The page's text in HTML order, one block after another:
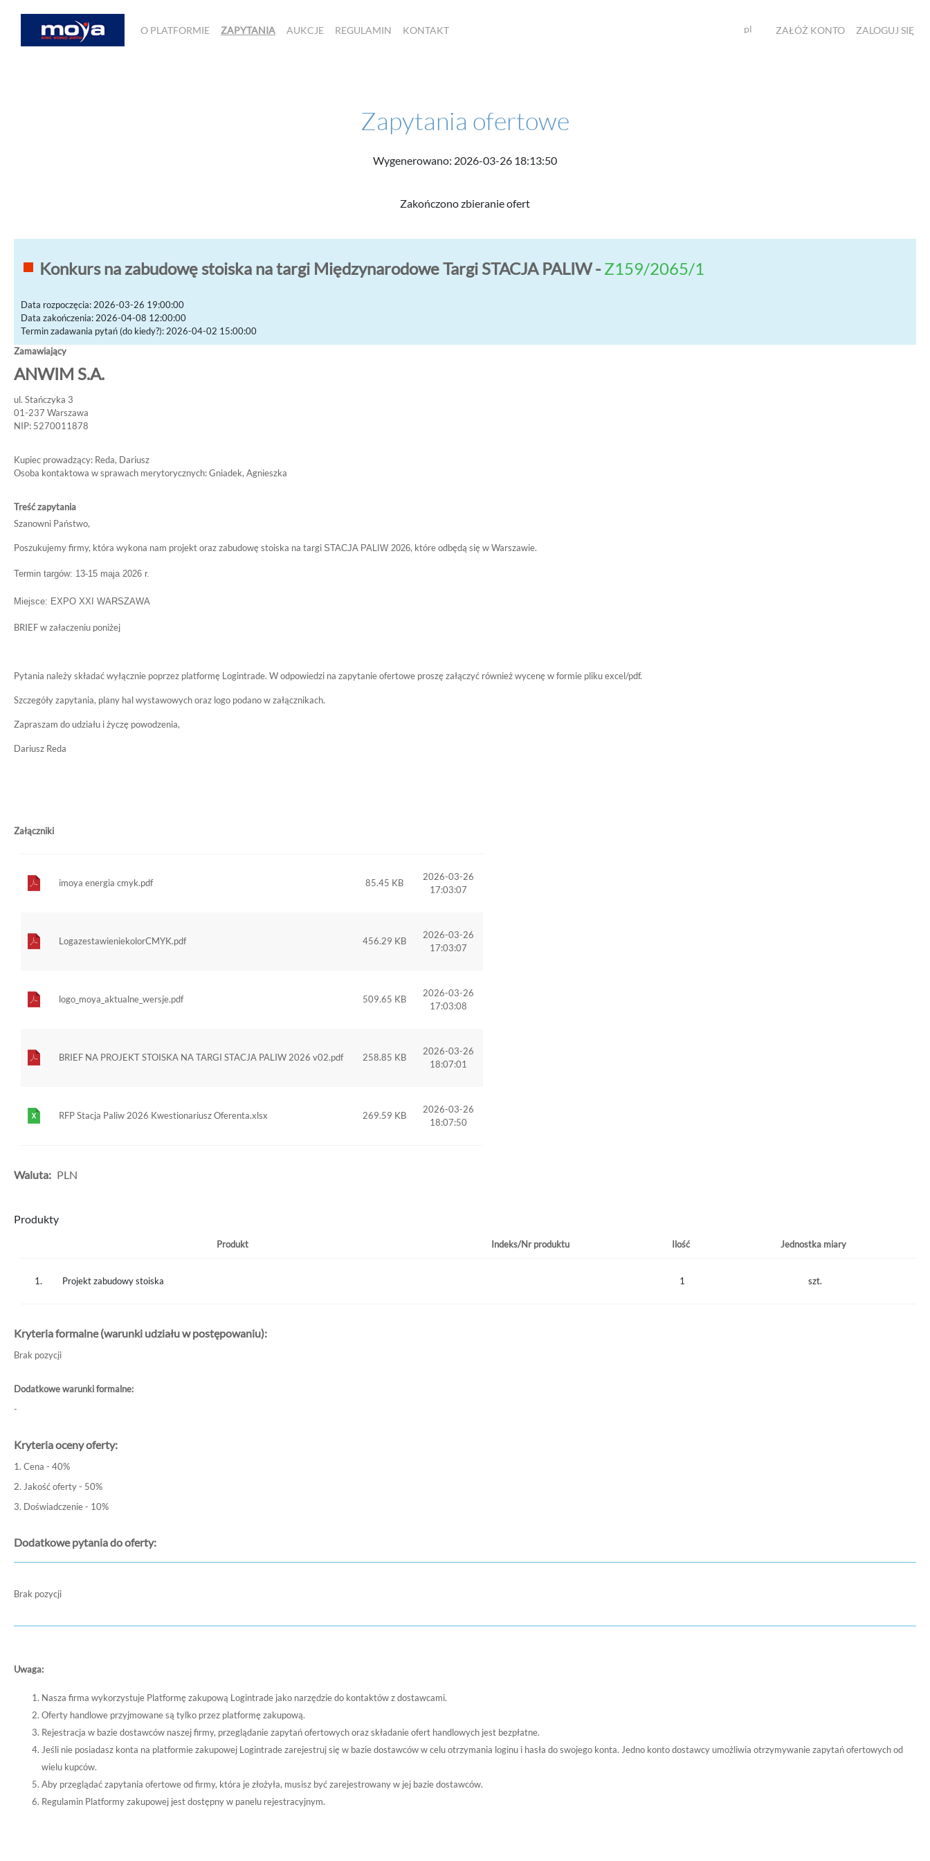
O PLATFORMIE ZAPYTANIA AUKCJE REGULAMIN KONTAKT pl ZAŁÓŻ KONTO ZALOGUJ SIĘ
Zapytania ofertowe
Wygenerowano: 2026-03-26 18:13:50
Zakończono zbieranie ofert
Konkurs na zabudowę stoiska na targi Międzynarodowe Targi STACJA PALIW - Z159/2065/1
Data rozpoczęcia: 2026-03-26 19:00:00
Data zakończenia: 2026-04-08 12:00:00
Termin zadawania pytań (do kiedy?): 2026-04-02 15:00:00
Zamawiający
ANWIM S.A.
ul. Stańczyka 3
01-237 Warszawa
NIP: 5270011878
Kupiec prowadzący: Reda, Dariusz
Osoba kontaktowa w sprawach merytorycznych: Gniadek, Agnieszka
Treść zapytania
Szanowni Państwo,
Poszukujemy firmy, która wykona nam projekt oraz zabudowę stoiska na targi STACJA PALIW 2026, które odbędą się w Warszawie.
Termin targów: 13-15 maja 2026 r.
Miejsce: EXPO XXI WARSZAWA
BRIEF w załaczeniu poniżej
Pytania należy składać wyłącznie poprzez platformę Logintrade. W odpowiedzi na zapytanie ofertowe proszę załączyć również wycenę w formie pliku excel/pdf.
Szczegóły zapytania, plany hal wystawowych oraz logo podano w załącznikach.
Zapraszam do udziału i życzę powodzenia,
Dariusz Reda
Załączniki
imoya energia cmyk.pdf 85.45 KB
2026-03-26
17:03:07
LogazestawieniekolorCMYK.pdf 456.29 KB
2026-03-26
17:03:07
logo_moya_aktualne_wersje.pdf 509.65 KB
2026-03-26
17:03:08
BRIEF NA PROJEKT STOISKA NA TARGI STACJA PALIW 2026 v02.pdf 258.85 KB
2026-03-26
18:07:01
RFP Stacja Paliw 2026 Kwestionariusz Oferenta.xlsx 269.59 KB
2026-03-26
18:07:50
Waluta: PLN
Produkty
Produkt Indeks/Nr produktu Ilość Jednostka miary
1. Projekt zabudowy stoiska 1 szt.
Kryteria formalne (warunki udziału w postępowaniu):
Brak pozycji
Dodatkowe warunki formalne:
-
Kryteria oceny oferty:
1. Cena - 40%
2. Jakość oferty - 50%
3. Doświadczenie - 10%
Dodatkowe pytania do oferty:
Brak pozycji
Uwaga:
Nasza firma wykorzystuje Platformę zakupową Logintrade jako narzędzie do kontaktów z dostawcami.
Oferty handlowe przyjmowane są tylko przez platformę zakupową.
Rejestracja w bazie dostawców naszej firmy, przeglądanie zapytań ofertowych oraz składanie ofert handlowych jest bezpłatne.
Jeśli nie posiadasz konta na platformie zakupowej Logintrade zarejestruj się w bazie dostawców w celu otrzymania loginu i hasła do swojego konta. Jedno konto dostawcy umożliwia otrzymywanie zapytań ofertowych od
wielu kupców.
Aby przeglądać zapytania ofertowe od firmy, która je złożyła, musisz być zarejestrowany w jej bazie dostawców.
Regulamin Platformy zakupowej jest dostępny w panelu rejestracyjnym.